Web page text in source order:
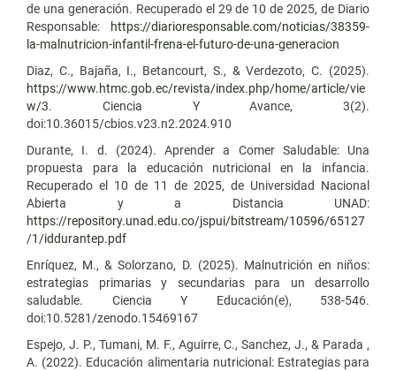
de una generación. Recuperado el 29 de 10 de 2025, de Diario
Responsable:
https://diarioresponsable.com/noticias/38359-
la-malnutricion-infantil-frena-el-futuro-de-una-generacion
Diaz, C., Bajaña, I., Betancourt, S., & Verdezoto, C. (2025).
https://www.htmc.gob.ec/revista/index.php/home/article/vie
w/3. Ciencia Y Avance, 3(2).
doi:10.36015/cbios.v23.n2.2024.910
Durante, I. d. (2024). Aprender a Comer Saludable: Una
propuesta para la educación nutricional en la infancia.
Recuperado el 10 de 11 de 2025, de Universidad Nacional
Abierta y a Distancia UNAD:
https://repository.unad.edu.co/jspui/bitstream/10596/65127
/1/iddurantep.pdf
Enríquez, M., & Solorzano, D. (2025). Malnutrición en niños:
estrategias primarias y secundarias para un desarrollo
saludable. Ciencia Y Educación(e), 538-546.
doi:10.5281/zenodo.15469167
Espejo, J. P., Tumani, M. F., Aguirre, C., Sanchez, J., & Parada ,
A. (2022). Educación alimentaria nutricional: Estrategias para